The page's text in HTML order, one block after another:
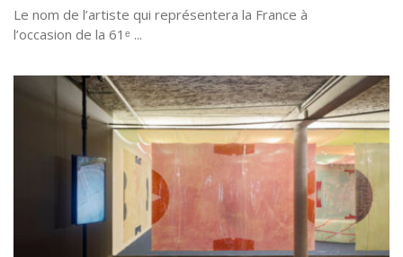
Le nom de l’artiste qui représentera la France à
l’occasion de la 61ᵉ ...